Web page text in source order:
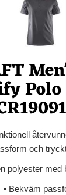
och
polyester med
• Bekväm